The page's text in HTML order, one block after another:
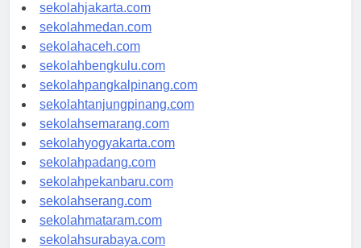
sekolahjakarta.com
sekolahmedan.com
sekolahaceh.com
sekolahbengkulu.com
sekolahpangkalpinang.com
sekolahtanjungpinang.com
sekolahsemarang.com
sekolahyogyakarta.com
sekolahpadang.com
sekolahpekanbaru.com
sekolahserang.com
sekolahmataram.com
sekolahsurabaya.com